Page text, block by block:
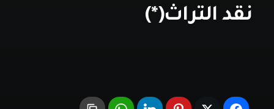
نقد التراث(*)